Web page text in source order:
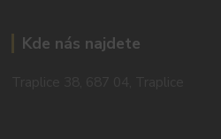
Kde nás najdete